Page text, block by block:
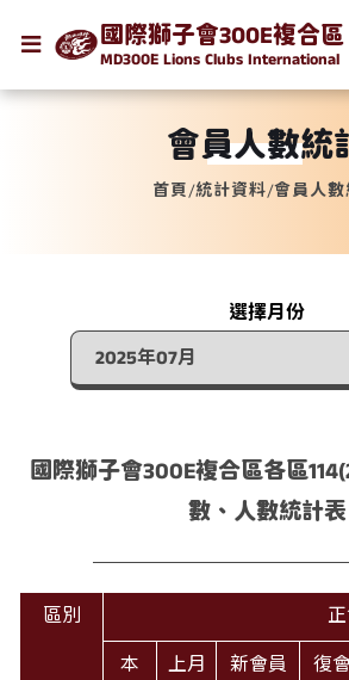
國際獅子會300E複合區
MD300E Lions Clubs International
會員人數統
首頁/統計資料/會員人
選擇月份
國際獅子會300E複合區各區
數、人數統計表
區別
本
上月
新會員 復